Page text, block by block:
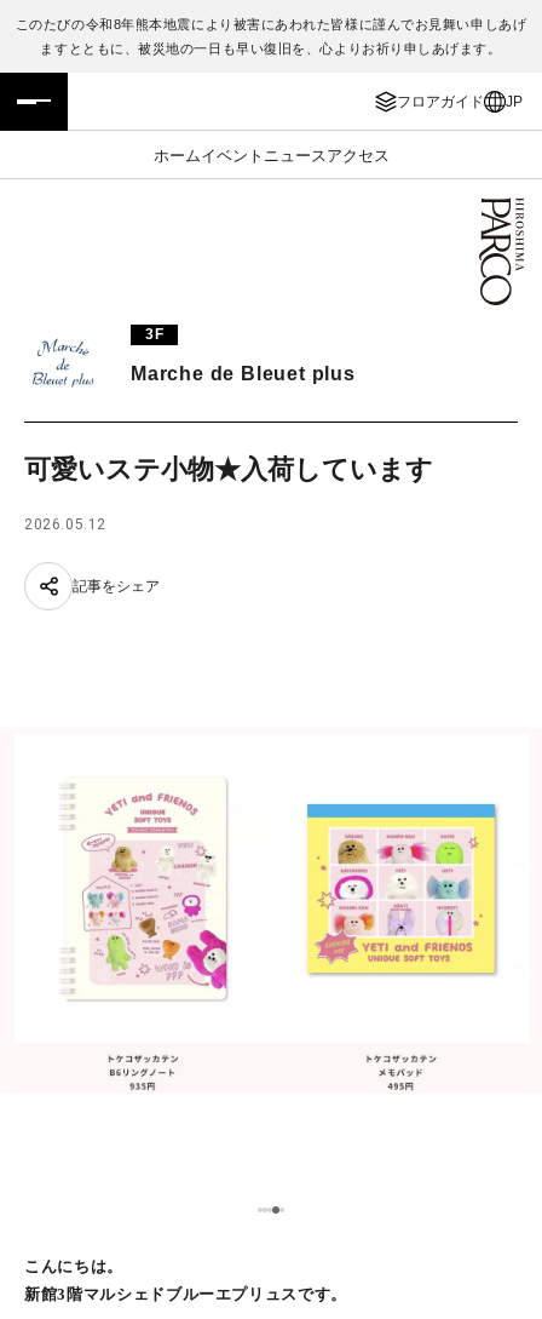
このたびの令和8年熊本地震により被害にあわれた皆様に謹んでお見舞い申しあげ
ますとともに、被災地の一日も早い復旧を、心よりお祈り申しあげます。
フロアガイド JP
ホームイベント ニュース アクセス
フロアガイド
施設案内・アクセス
TAX FREE
ENGLISH
繁体字
日本語
3F
Marche de Bleuet plus
可愛いステ小物★入荷しています
2026.05.12
記事をシェア
1234
こんにちは。
新館3階マルシェドブルーエプリュスです。